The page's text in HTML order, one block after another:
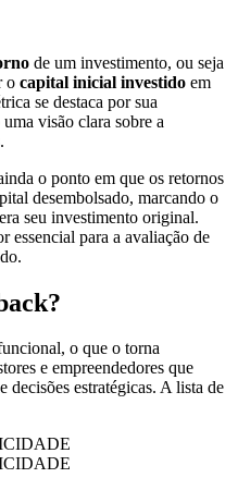
de um investimento, ou seja
o capital inicial investido em
se destaca por sua
visão clara sobre a
o ponto em que os retornos
desembolsado, marcando o
seu investimento original.
essencial para a avaliação de
o que o torna
e empreendedores que
decisões estratégicas. A lista de